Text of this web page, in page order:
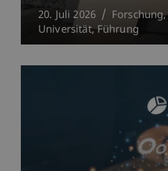
20. Juli 2026 Forschung
Universität Führung